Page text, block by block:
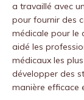
a travaillé avec
pour fournir des
médicale pour le
aidé les
médicaux les
développer des
manière efficace